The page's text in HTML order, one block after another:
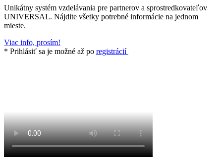
Unikátny systém vzdelávania pre partnerov a sprostredkovateľov
UNIVERSAL. Nájdite všetky potrebné informácie na jednom
mieste.
Viac info, prosím!
* Prihlásiť sa je možné až po registrácií